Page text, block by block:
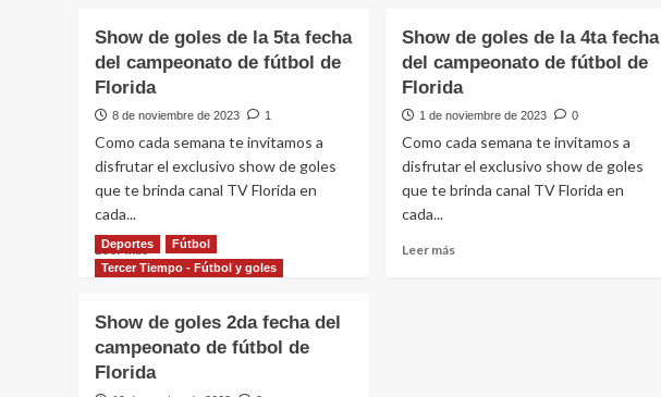
de
goles
–
de
la
Copa
Clubes
A
B
de
goles
–
de
la
Copa
Clubes
Show de goles de la 5ta fecha
del campeonato de fútbol de
Florida
8 de noviembre de 2023 1
Como cada semana te invitamos a
disfrutar el exclusivo show de goles
que te brinda canal TV Florida en
cada...
Leer másLeer
más
de
goles
de
Show de goles de la 4ta fecha
del campeonato de fútbol de
Florida
1 de noviembre de 2023 0
Como cada semana te invitamos a
disfrutar el exclusivo show de goles
que te brinda canal TV Florida en
cada...
Leer más
Deportes
Fútbol
Tercer Tiempo - Fútbol y goles
Show de goles 2da fecha del
campeonato de fútbol de
Florida